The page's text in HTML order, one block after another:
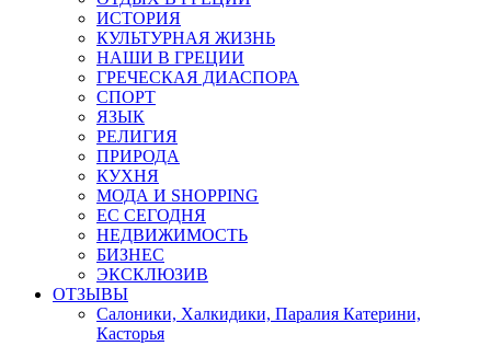
ИСТОРИЯ
КУЛЬТУРНАЯ ЖИЗНЬ
НАШИ В ГРЕЦИИ
ГРЕЧЕСКАЯ ДИАСПОРА
СПОРТ
ЯЗЫК
РЕЛИГИЯ
ПРИРОДА
КУХНЯ
МОДА И SHOPPING
ЕС СЕГОДНЯ
НЕДВИЖИМОСТЬ
БИЗНЕС
ЭКСКЛЮЗИВ
ОТЗЫВЫ
Салоники, Халкидики, Паралия Катерини,
Касторья